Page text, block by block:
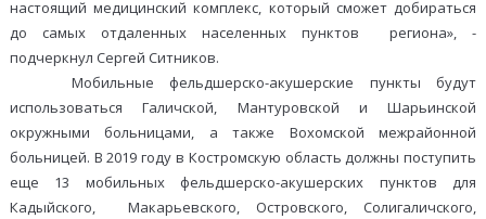
настоящий медицинский комплекс, который сможет добираться
до самых отдаленных населенных пунктов региона», -
подчеркнул Сергей Ситников.
Мобильные фельдшерско-акушерские пункты будут
использоваться Галичской, Мантуровской и Шарьинской
окружными больницами, а также Вохомской межрайонной
больницей. В 2019 году в Костромскую область должны поступить
еще 13 мобильных фельдшерско-акушерских пунктов для
Кадыйского, Макарьевского, Островского, Солигаличского,